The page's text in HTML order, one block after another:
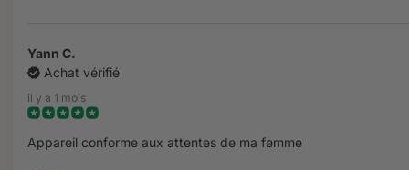
Yann C.
Achat vérifié
il y a 1 mois
Appareil conforme aux attentes de ma femme